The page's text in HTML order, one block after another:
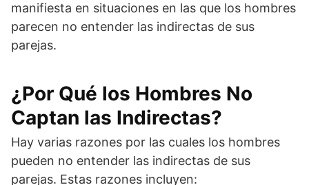
manifiesta en situaciones en las que los hombres
parecen no entender las indirectas de sus
parejas.
¿Por Qué los Hombres No
Captan las Indirectas?
Hay varias razones por las cuales los hombres
pueden no entender las indirectas de sus
parejas. Estas razones incluyen: